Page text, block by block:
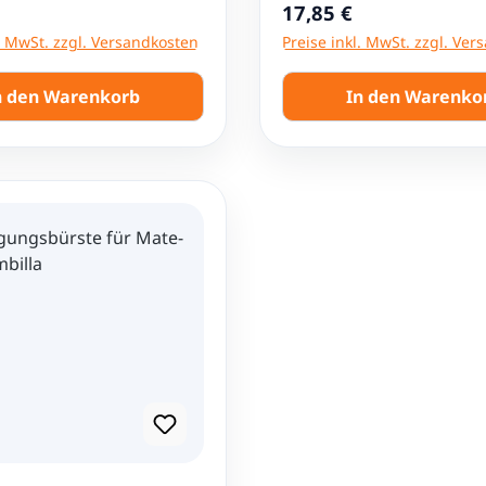
zzgl. Versandkosten
den Warenkorb
Regulärer Preis:
17,85 €
Preise inkl. MwSt. zzgl.
In den